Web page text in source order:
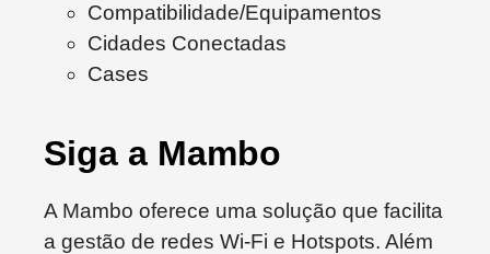
Compatibilidade/Equipamentos
Cidades Conectadas
Cases
Siga a Mambo
A Mambo oferece uma solução que facilita
a gestão de redes Wi-Fi e Hotspots. Além